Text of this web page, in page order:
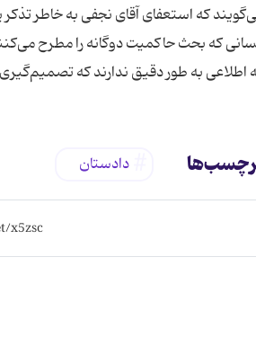
که استعفای آقای نجفی به خاطر
که بحث حاکمیت دوگانه را مطرح
اطلاعی به طور دقیق ندارند که
دادستان